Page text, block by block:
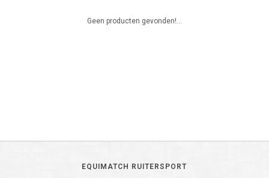
Geen producten gevonden!...
EQUIMATCH RUITERSPORT